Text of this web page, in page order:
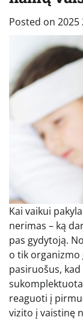
Posted on 2025
Kai vaikui
nerimas – ką
pas gydytoją.
o tik organizmo
pasiruošus,
reaguoti į
vizito į vaistinę